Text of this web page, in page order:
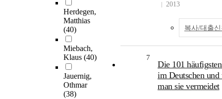
Herdegen,
Matthias
(40)
Miebach,
Klaus (40)
Jauernig,
Othmar
(38)
2013
복사/대출
7
Die 101
im Deutschen und
man sie vermeidet